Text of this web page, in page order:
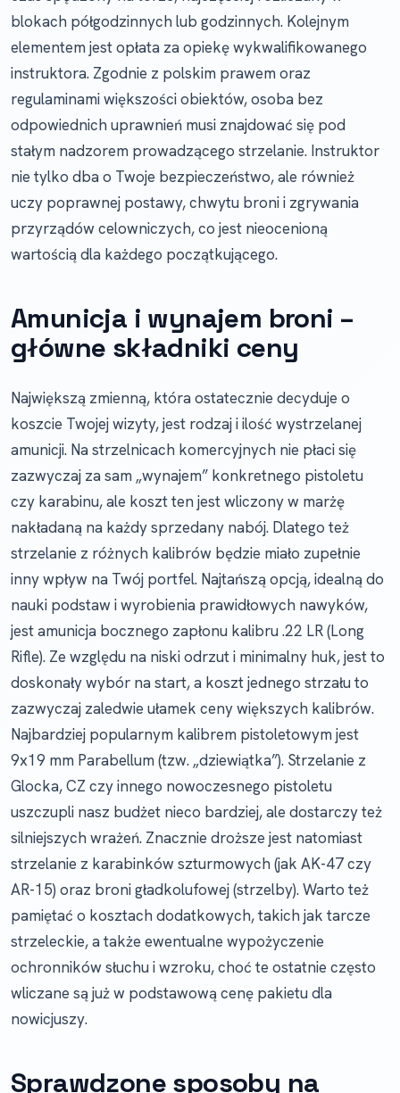
blokach półgodzinnych lub godzinnych. Kolejnym
elementem jest opłata za opiekę wykwalifikowanego
instruktora. Zgodnie z polskim prawem oraz
regulaminami większości obiektów, osoba bez
odpowiednich uprawnień musi znajdować się pod
stałym nadzorem prowadzącego strzelanie. Instruktor
nie tylko dba o Twoje bezpieczeństwo, ale również
uczy poprawnej postawy, chwytu broni i zgrywania
przyrządów celowniczych, co jest nieocenioną
wartością dla każdego początkującego.
Amunicja i wynajem broni –
główne składniki ceny
Największą zmienną, która ostatecznie decyduje o
koszcie Twojej wizyty, jest rodzaj i ilość wystrzelanej
amunicji. Na strzelnicach komercyjnych nie płaci się
zazwyczaj za sam „wynajem” konkretnego pistoletu
czy karabinu, ale koszt ten jest wliczony w marżę
nakładaną na każdy sprzedany nabój. Dlatego też
strzelanie z różnych kalibrów będzie miało zupełnie
inny wpływ na Twój portfel. Najtańszą opcją, idealną do
nauki podstaw i wyrobienia prawidłowych nawyków,
jest amunicja bocznego zapłonu kalibru .22 LR (Long
Rifle). Ze względu na niski odrzut i minimalny huk, jest to
doskonały wybór na start, a koszt jednego strzału to
zazwyczaj zaledwie ułamek ceny większych kalibrów.
Najbardziej popularnym kalibrem pistoletowym jest
9x19 mm Parabellum (tzw. „dziewiątka”). Strzelanie z
Glocka, CZ czy innego nowoczesnego pistoletu
uszczupli nasz budżet nieco bardziej, ale dostarczy też
silniejszych wrażeń. Znacznie droższe jest natomiast
strzelanie z karabinków szturmowych (jak AK-47 czy
AR-15) oraz broni gładkolufowej (strzelby). Warto też
pamiętać o kosztach dodatkowych, takich jak tarcze
strzeleckie, a także ewentualne wypożyczenie
ochronników słuchu i wzroku, choć te ostatnie często
wliczane są już w podstawową cenę pakietu dla
nowicjuszy.
Sprawdzone sposoby na